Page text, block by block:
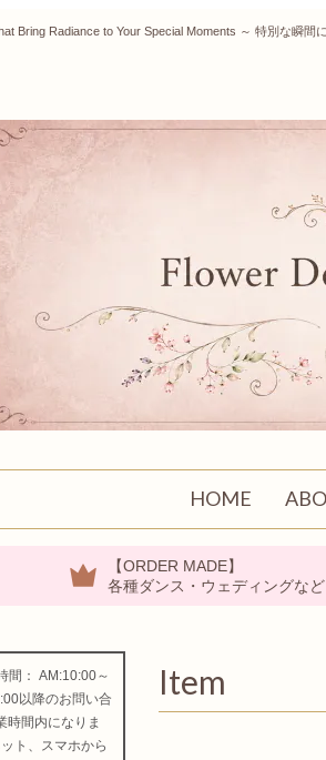
Bring Radiance to Your Special Moments ～ 特別な瞬間
HOME
【ORDER MADE】
各種ダンス・ウェディングな
Item
間： AM:10:00～
以降のお問い合
時間内になりま
ト、スマホから